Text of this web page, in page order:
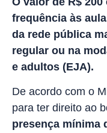
frequência às
da rede pública
regular ou na
e adultos (EJA).
De acordo com o
para ter direito ao
presença mínima